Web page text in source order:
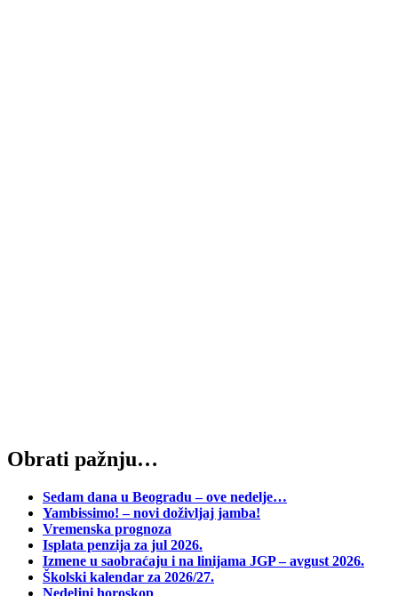
Obrati pažnju…
Sedam dana u Beogradu – ove nedelje…
Yambissimo! – novi doživljaj jamba!
Vremenska prognoza
Isplata penzija za jul 2026.
Izmene u saobraćaju i na linijama JGP – avgust 2026.
Školski kalendar za 2026/27.
Nedeljni horoskop